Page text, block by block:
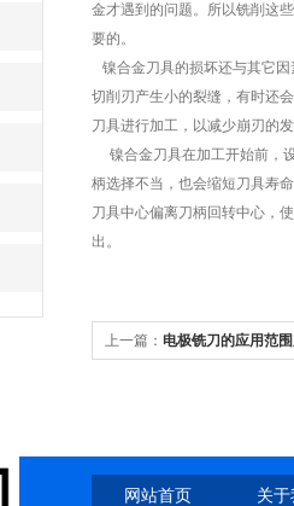
金才遇到的问题。所以铣削这
要的。
镍合金刀具的损坏还与其它
切削刃产生小的裂缝，有时还
刀具进行加工，以减少崩刃的
镍合金刀具在加工开始前，
柄选择不当，也会缩短刀具寿
刀具中心偏离刀柄回转中心，
出。
上一篇： 电极铣刀的应用范
网站首页 关